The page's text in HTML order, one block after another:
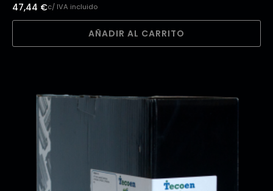
47,44 €c/ IVA incluido
AÑADIR AL CARRITO